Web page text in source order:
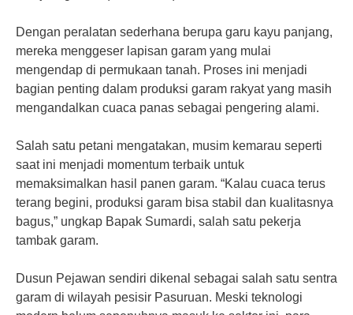
Dengan peralatan sederhana berupa garu kayu panjang,
mereka menggeser lapisan garam yang mulai
mengendap di permukaan tanah. Proses ini menjadi
bagian penting dalam produksi garam rakyat yang masih
mengandalkan cuaca panas sebagai pengering alami.
Salah satu petani mengatakan, musim kemarau seperti
saat ini menjadi momentum terbaik untuk
memaksimalkan hasil panen garam. “Kalau cuaca terus
terang begini, produksi garam bisa stabil dan kualitasnya
bagus,” ungkap Bapak Sumardi, salah satu pekerja
tambak garam.
Dusun Pejawan sendiri dikenal sebagai salah satu sentra
garam di wilayah pesisir Pasuruan. Meski teknologi